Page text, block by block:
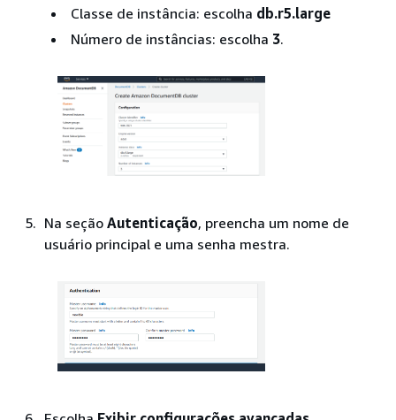
Classe de instância: escolha db.r5.large
Número de instâncias: escolha 3.
Na seção Autenticação, preencha um nome de
usuário principal e uma senha mestra.